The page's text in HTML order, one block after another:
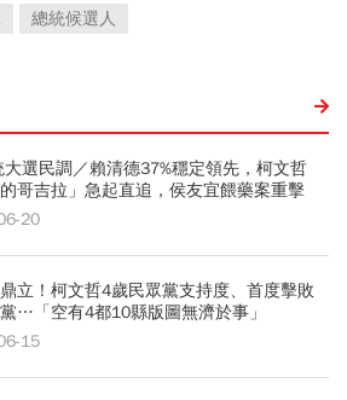
總統候選人
選民調／賴清德37%穩定領先，柯文哲
的哥吉拉」急起直追，侯友宜餵藥案重擊
20
立！柯文哲4歲民眾黨支持度、首度擊敗
…「空有4都10縣版圖無濟於事」
15